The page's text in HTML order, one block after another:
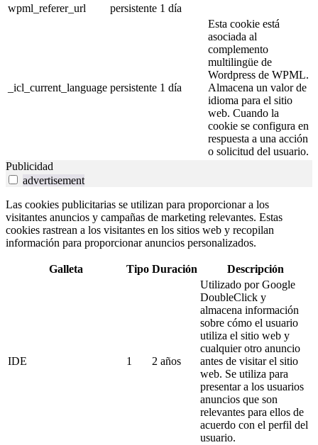
wpml_referer_url
persistente 1 día
_icl_current_language persistente 1 día
Esta cookie está
asociada al
complemento
multilingüe de
Wordpress de WPML.
Almacena un valor de
idioma para el sitio
web. Cuando la
cookie se configura en
respuesta a una acción
o solicitud del usuario.
Publicidad
advertisement
Las cookies publicitarias se utilizan para proporcionar a los
visitantes anuncios y campañas de marketing relevantes. Estas
cookies rastrean a los visitantes en los sitios web y recopilan
información para proporcionar anuncios personalizados.
Galleta Tipo Duración Descripción
IDE 1 2 años
Utilizado por Google
DoubleClick y
almacena información
sobre cómo el usuario
utiliza el sitio web y
cualquier otro anuncio
antes de visitar el sitio
web. Se utiliza para
presentar a los usuarios
anuncios que son
relevantes para ellos de
acuerdo con el perfil del
usuario.